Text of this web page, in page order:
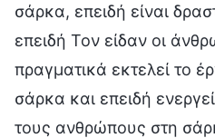
σάρκα, επειδή είναι
επειδή Τον είδαν οι
πραγματικά εκτελεί το
σάρκα και επειδή
τους ανθρώπους στη